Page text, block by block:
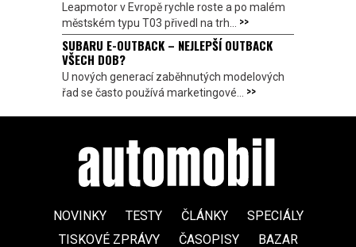
Leapmotor v Evropě rychle roste a po malém
městském typu T03 přivedl na trh... >>
SUBARU E-OUTBACK – NEJLEPŠÍ OUTBACK
VŠECH DOB?
U nových generací zaběhnutých modelových
řad se často používá marketingové... >>
NOVINKY TESTY ČLÁNKY
SPECIÁLY
TISKOVÉ ZPRÁVY
ČASOPISY BAZAR